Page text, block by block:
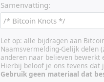
Samenvatting:
Let op: alle bijdragen aan
Naamsvermelding-Gelijk delen
anderen naar believen bewerkt
Hierbij beloof je ons tevens dat
Gebruik geen materiaal dat